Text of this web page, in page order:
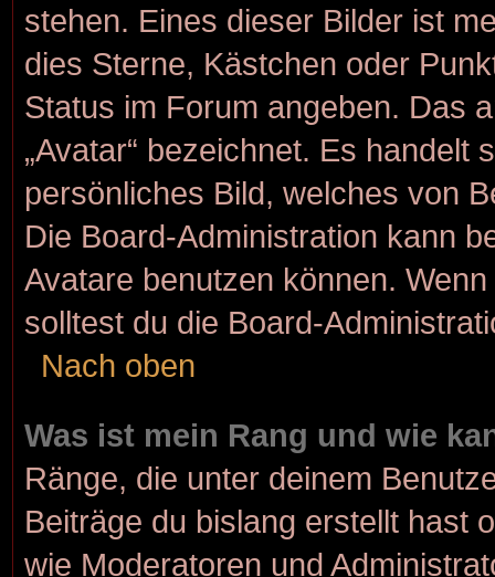
stehen. Eines dieser Bilder ist
dies Sterne, Kästchen oder
Status im Forum angeben. Das
„Avatar“ bezeichnet. Es handelt
persönliches Bild, welches von
Die Board-Administration kann
Avatare benutzen können.
solltest du die Board-
Nach oben
Was ist mein Rang und wie
Ränge, die unter deinem
Beiträge du bislang erstellt hast
wie Moderatoren und